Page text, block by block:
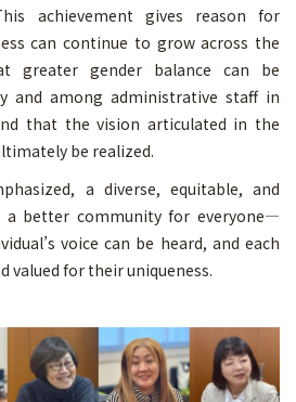
achievement gives reason for
can continue to grow across the
greater gender balance can be
and among administrative staff in
that the vision articulated in the
be realized.
a diverse, equitable, and
a better community for everyone—
voice can be heard, and each
valued for their uniqueness.